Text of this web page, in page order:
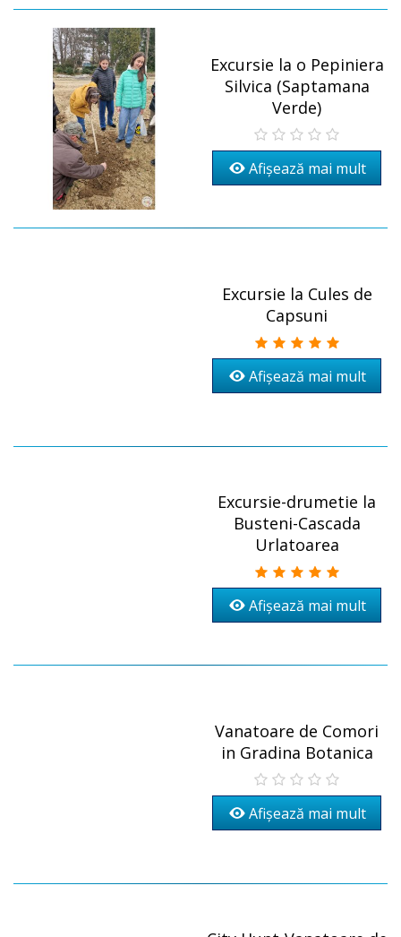
Excursie la o Pepiniera
Silvica (Saptamana
Verde)
Afișează mai mult
Excursie la Cules de
Capsuni
Afișează mai mult
Excursie-drumetie la
Busteni-Cascada
Urlatoarea
Afișează mai mult
Vanatoare de Comori
in Gradina Botanica
Afișează mai mult